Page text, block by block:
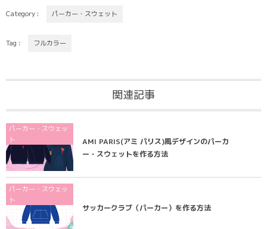
Category : パーカー・スウェット
Tag : フルカラー
関連記事
パーカー・スウェッ
ト
AMI PARIS(アミ パリス)風デザインのパーカ
ー・スウェットを作る方法
パーカー・スウェッ
ト
サッカークラブ（パーカー）を作る方法